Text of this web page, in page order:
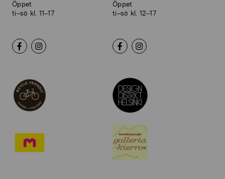
Öppet
ti–sö kl. 11–17
Öppet
ti–sö kl. 12–17